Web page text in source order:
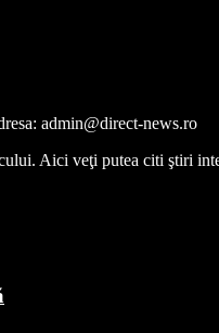
admin@direct-news.ro
Aici veţi putea citi ştiri